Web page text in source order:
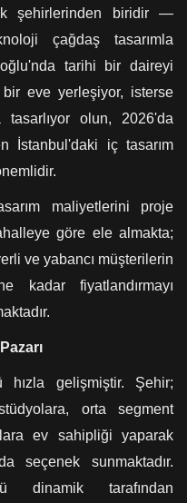
şehirlerinden biridir —
çağdaş tasarımla
tarihi bir daireyi
eve yerleşiyor, isterse
tasarlıyor olun, 2026'da
İstanbul'daki iç tasarım
maliyetlerini proje
göre ele almakta;
ve yabancı müşterilerin
kadar fiyatlandırmayı
hızla gelişmiştir. Şehir;
orta segment
ev sahipliği yaparak
seçenek sunmaktadır.
tarafından